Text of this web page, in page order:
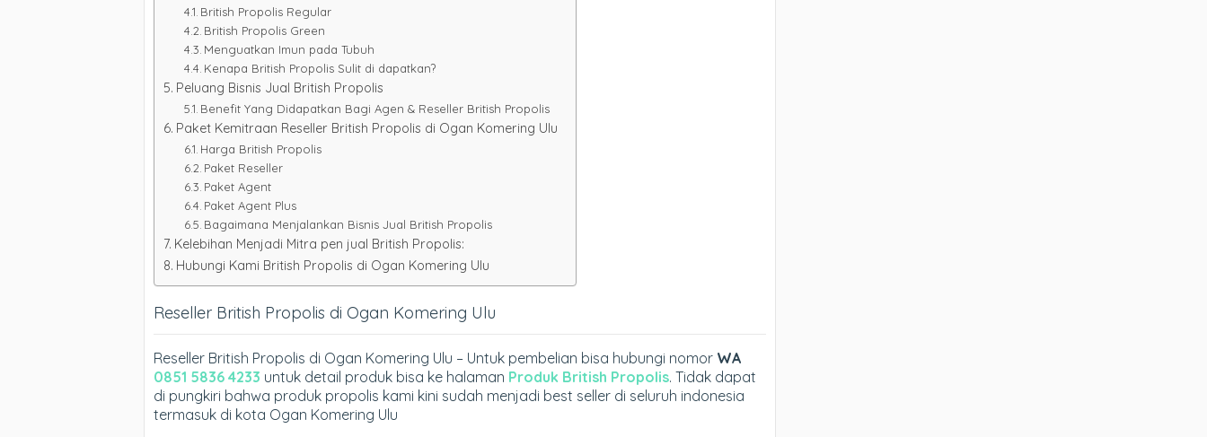
British Propolis Regular
British Propolis Green
Menguatkan Imun pada Tubuh
Kenapa British Propolis Sulit di dapatkan?
Peluang Bisnis Jual British Propolis
Benefit Yang Didapatkan Bagi Agen & Reseller British Propolis
Paket Kemitraan Reseller British Propolis di Ogan Komering Ulu
Harga British Propolis
Paket Reseller
Paket Agent
Paket Agent Plus
Bagaimana Menjalankan Bisnis Jual British Propolis
Kelebihan Menjadi Mitra pen jual British Propolis:
Hubungi Kami British Propolis di Ogan Komering Ulu
Reseller British Propolis di Ogan Komering Ulu
Reseller British Propolis di Ogan Komering Ulu – Untuk pembelian bisa hubungi nomor WA
0851 5836 4233 untuk detail produk bisa ke halaman Produk British Propolis. Tidak dapat
di pungkiri bahwa produk propolis kami kini sudah menjadi best seller di seluruh indonesia
termasuk di kota Ogan Komering Ulu